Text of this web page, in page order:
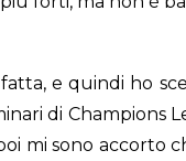
e quindi ho
di Champions
mi sono accorto